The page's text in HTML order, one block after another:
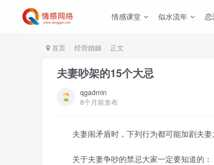
情感课堂 似水流年 恋
首页 经营婚姻 正文
夫妻吵架的15个大忌
qgadmin
8个月前发布
夫妻闹矛盾时，下列行为都可能加剧夫妻
关于夫妻争吵的禁忌大家一定要知道的：